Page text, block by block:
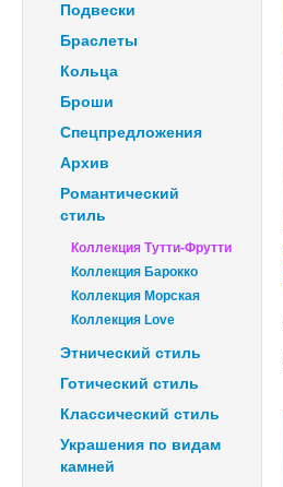
Подвески
Браслеты
Кольца
Броши
Спецпредложения
Архив
Романтический
стиль
Коллекция Тутти-Фрутти
Коллекция Барокко
Коллекция Морская
Коллекция Love
Этнический стиль
Готический стиль
Классический стиль
Украшения по видам
камней